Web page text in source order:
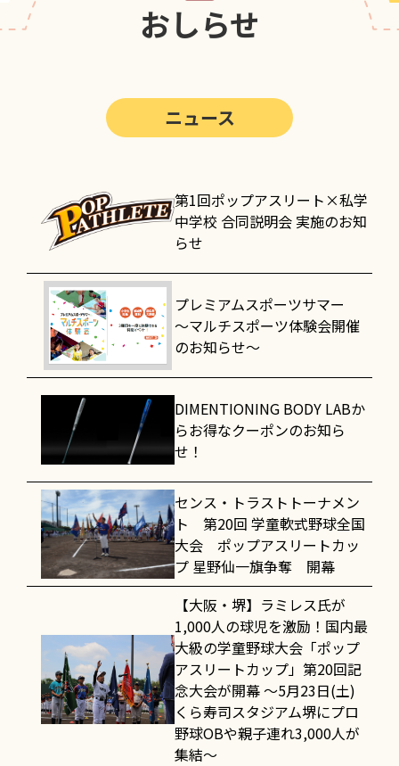
おしらせ
ニュース
第1回ポップアスリート×私学
中学校 合同説明会 実施のお知
らせ
プレミアムスポーツサマー
～マルチスポーツ体験会開催
のお知らせ～
DIMENTIONING BODY LABか
らお得なクーポンのお知ら
せ！
センス・トラストトーナメン
ト 第20回 学童軟式野球全国
大会 ポップアスリートカッ
プ 星野仙一旗争奪 開幕
【大阪・堺】ラミレス氏が
1,000人の球児を激励！国内最
大級の学童野球大会「ポップ
アスリートカップ」第20回記
念大会が開幕 〜5月23日(土)
くら寿司スタジアム堺にプロ
野球OBや親子連れ3,000人が
集結〜